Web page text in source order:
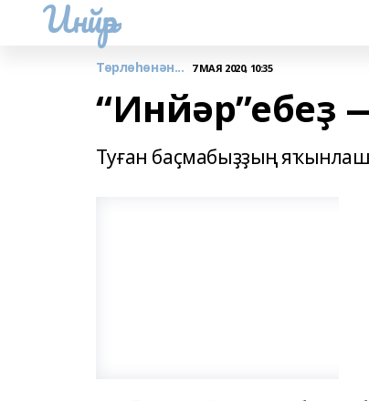
Инйәр
Төрлөһөнән... 7 МАЯ 2020, 10:35
“Инйәр”ебеҙ
Туған баҫмабыҙҙың